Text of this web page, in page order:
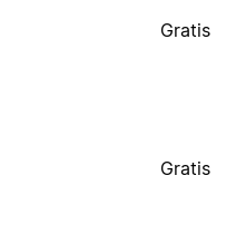
Gratis
Gratis